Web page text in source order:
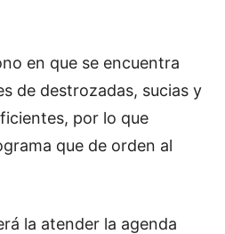
en que se encuentra
de destrozadas, sucias y
por lo que
que de orden al
la atender la agenda